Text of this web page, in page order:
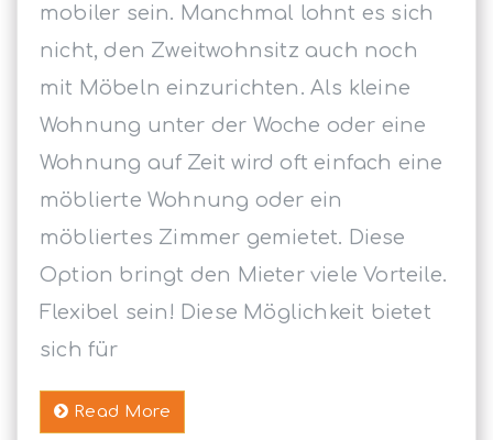
mobiler sein. Manchmal lohnt es sich
nicht, den Zweitwohnsitz auch noch
mit Möbeln einzurichten. Als kleine
Wohnung unter der Woche oder eine
Wohnung auf Zeit wird oft einfach eine
möblierte Wohnung oder ein
möbliertes Zimmer gemietet. Diese
Option bringt den Mieter viele Vorteile.
Flexibel sein! Diese Möglichkeit bietet
sich für
Read More